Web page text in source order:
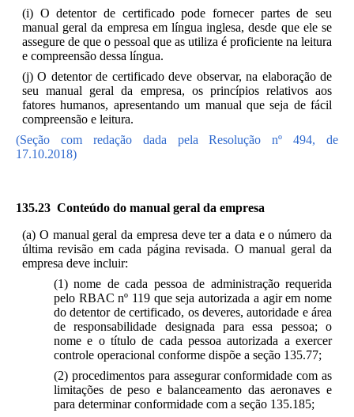
(i) O detentor de certificado pode fornecer partes de seu
manual geral da empresa em língua inglesa, desde que ele se
assegure de que o pessoal que as utiliza é proficiente na leitura
e compreensão dessa língua.
(j) O detentor de certificado deve observar, na elaboração de
seu manual geral da empresa, os princípios relativos aos
fatores humanos, apresentando um manual que seja de fácil
compreensão e leitura.
(Seção com redação dada pela Resolução nº 494, de
17.10.2018)
135.23 Conteúdo do manual geral da empresa
(a) O manual geral da empresa deve ter a data e o número da
última revisão em cada página revisada. O manual geral da
empresa deve incluir:
(1) nome de cada pessoa de administração requerida
pelo RBAC nº 119 que seja autorizada a agir em nome
do detentor de certificado, os deveres, autoridade e área
de responsabilidade designada para essa pessoa; o
nome e o título de cada pessoa autorizada a exercer
controle operacional conforme dispõe a seção 135.77;
(2) procedimentos para assegurar conformidade com as
limitações de peso e balanceamento das aeronaves e
para determinar conformidade com a seção 135.185;